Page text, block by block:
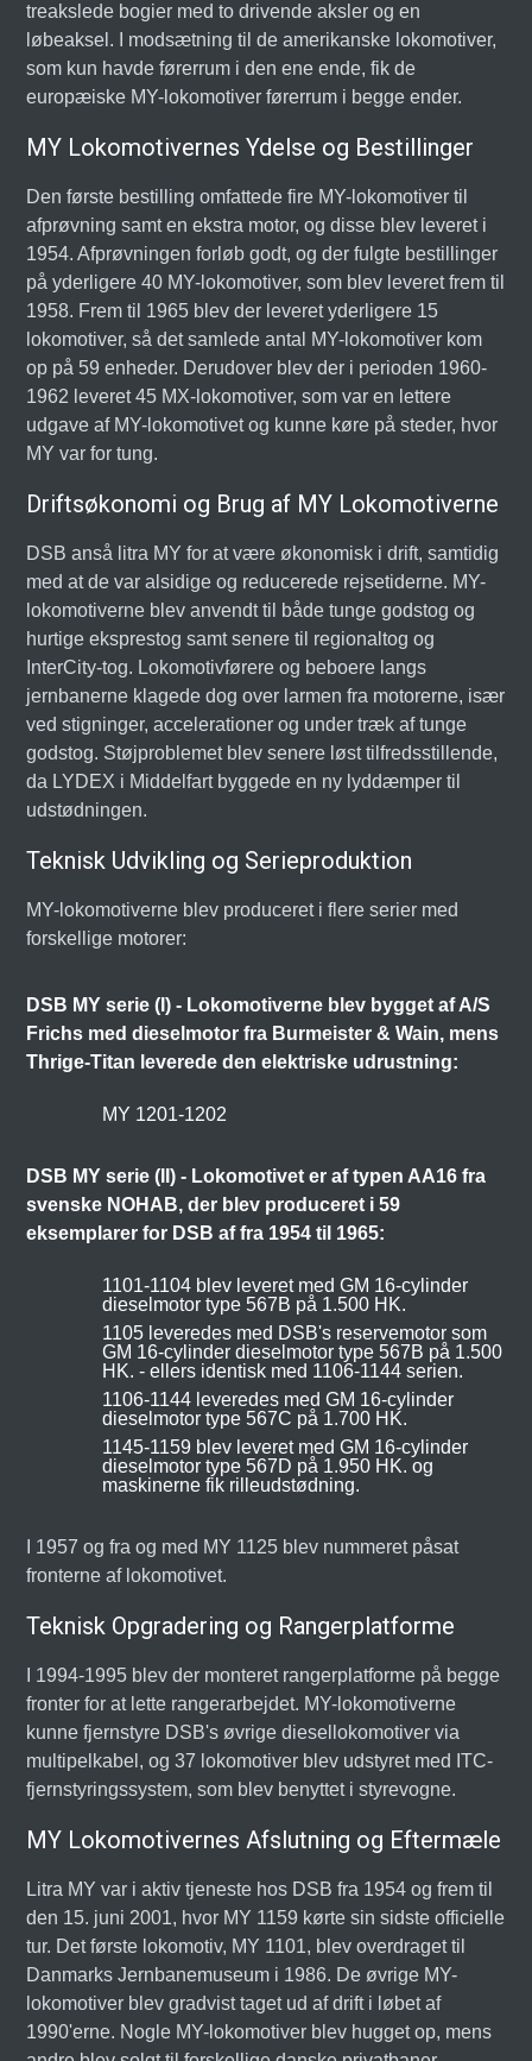
treakslede bogier med to drivende aksler og en
løbeaksel. I modsætning til de amerikanske lokomotiver,
som kun havde førerrum i den ene ende, fik de
europæiske MY-lokomotiver førerrum i begge ender.
MY Lokomotivernes Ydelse og Bestillinger
Den første bestilling omfattede fire MY-lokomotiver til
afprøvning samt en ekstra motor, og disse blev leveret i
1954. Afprøvningen forløb godt, og der fulgte bestillinger
på yderligere 40 MY-lokomotiver, som blev leveret frem til
1958. Frem til 1965 blev der leveret yderligere 15
lokomotiver, så det samlede antal MY-lokomotiver kom
op på 59 enheder. Derudover blev der i perioden 1960-
1962 leveret 45 MX-lokomotiver, som var en lettere
udgave af MY-lokomotivet og kunne køre på steder, hvor
MY var for tung.
Driftsøkonomi og Brug af MY Lokomotiverne
DSB anså litra MY for at være økonomisk i drift, samtidig
med at de var alsidige og reducerede rejsetiderne. MY-
lokomotiverne blev anvendt til både tunge godstog og
hurtige eksprestog samt senere til regionaltog og
InterCity-tog. Lokomotivførere og beboere langs
jernbanerne klagede dog over larmen fra motorerne, især
ved stigninger, accelerationer og under træk af tunge
godstog. Støjproblemet blev senere løst tilfredsstillende,
da LYDEX i Middelfart byggede en ny lyddæmper til
udstødningen.
Teknisk Udvikling og Serieproduktion
MY-lokomotiverne blev produceret i flere serier med
forskellige motorer:
DSB MY serie (I) - Lokomotiverne blev bygget af A/S
Frichs med dieselmotor fra Burmeister & Wain, mens
Thrige-Titan leverede den elektriske udrustning:
MY 1201-1202
DSB MY serie (II) - Lokomotivet er af typen AA16 fra
svenske NOHAB, der blev produceret i 59
eksemplarer for DSB af fra 1954 til 1965:
1101-1104 blev leveret med GM 16-cylinder
dieselmotor type 567B på 1.500 HK.
1105 leveredes med DSB's reservemotor som
GM 16-cylinder dieselmotor type 567B på 1.500
HK. - ellers identisk med 1106-1144 serien.
1106-1144 leveredes med GM 16-cylinder
dieselmotor type 567C på 1.700 HK.
1145-1159 blev leveret med GM 16-cylinder
dieselmotor type 567D på 1.950 HK. og
maskinerne fik rilleudstødning.
I 1957 og fra og med MY 1125 blev nummeret påsat
fronterne af lokomotivet.
Teknisk Opgradering og Rangerplatforme
I 1994-1995 blev der monteret rangerplatforme på begge
fronter for at lette rangerarbejdet. MY-lokomotiverne
kunne fjernstyre DSB's øvrige diesellokomotiver via
multipelkabel, og 37 lokomotiver blev udstyret med ITC-
fjernstyringssystem, som blev benyttet i styrevogne.
MY Lokomotivernes Afslutning og Eftermæle
Litra MY var i aktiv tjeneste hos DSB fra 1954 og frem til
den 15. juni 2001, hvor MY 1159 kørte sin sidste officielle
tur. Det første lokomotiv, MY 1101, blev overdraget til
Danmarks Jernbanemuseum i 1986. De øvrige MY-
lokomotiver blev gradvist taget ud af drift i løbet af
1990'erne. Nogle MY-lokomotiver blev hugget op, mens